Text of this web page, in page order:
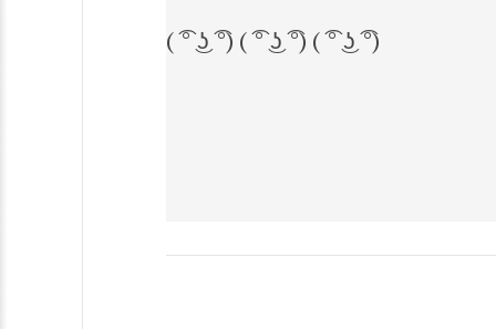
( ͡° ͜ʖ ͡°) ( ͡° ͜ʖ ͡°) ( ͡° ͜ʖ ͡°)